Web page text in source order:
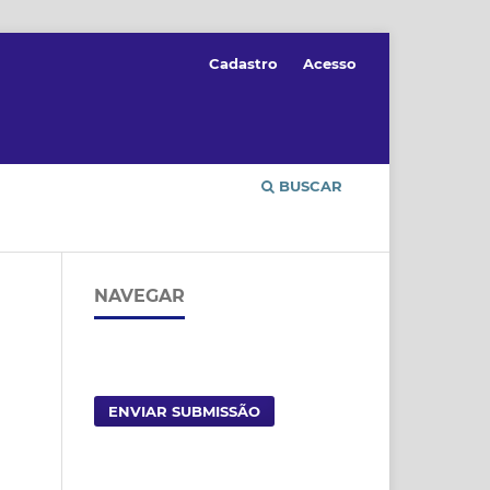
BUSCAR
Cadastro Acesso
NAVEGAR
ENVIAR SUBMISSÃO